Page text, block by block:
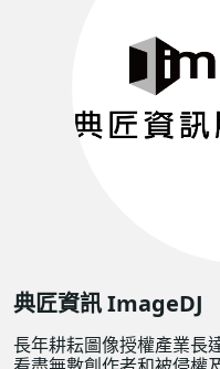
典匠資訊 ImageDJ
長年耕耘圖像授權產業長